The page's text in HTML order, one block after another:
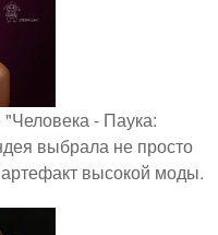
- Паука:
выбрала не просто
высокой моды.